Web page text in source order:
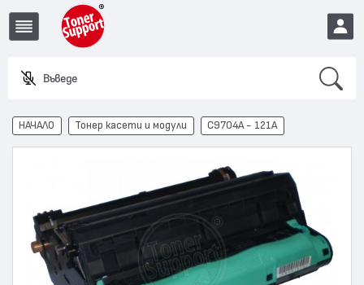
Въведете име
EUR
НАЧАЛО Тонер касети и модули C9704A - 121A